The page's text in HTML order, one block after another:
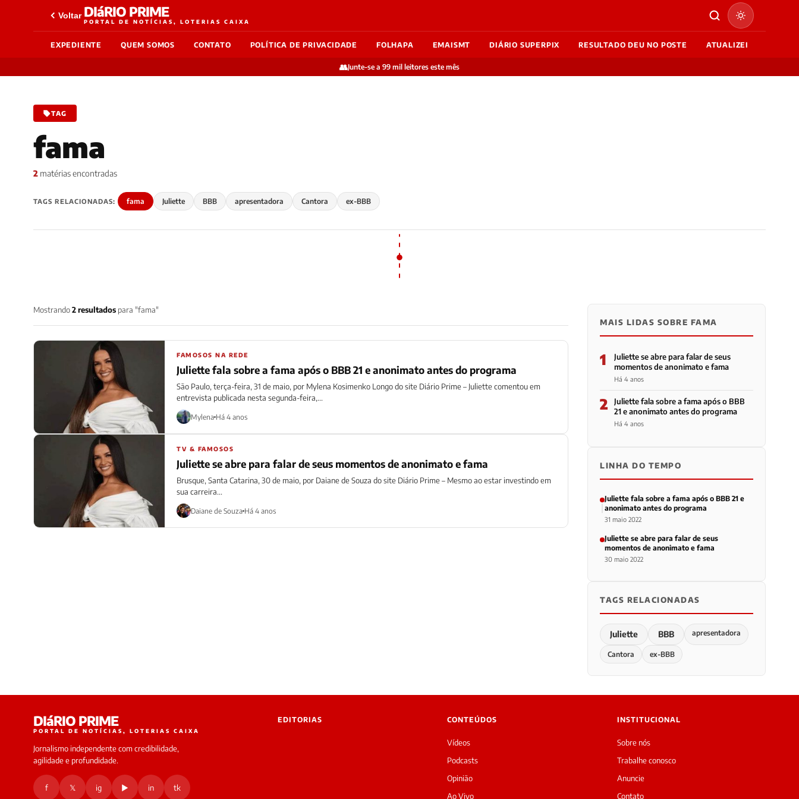
Voltar DIáRIO PRIME
PORTAL DE NOTÍCIAS, LOTERIAS CAIXA
EXPEDIENTE QUEM SOMOS CONTATO POLÍTICA DE PRIVACIDADE FOLHAPA EMAISMT DIÁRIO SUPERPIX RESULTADO DEU NO POSTE ATUALIZEI
👥Junte-se a 99 mil leitores este mês
TAG
fama
2 matérias encontradas
TAGS RELACIONADAS: fama Juliette BBB apresentadora Cantora ex-BBB
Mostrando2 resultados para "fama"
FAMOSOS NA REDE
Juliette fala sobre a fama após o BBB 21 e anonimato antes do programa
São Paulo, terça-feira, 31 de maio, por Mylena Kosimenko Longo do site Diário Prime – Juliette comentou em
entrevista publicada nesta segunda-feira,...
Mylena Há 4 anos
TV & FAMOSOS
Juliette se abre para falar de seus momentos de anonimato e fama
Brusque, Santa Catarina, 30 de maio, por Daiane de Souza do site Diário Prime – Mesmo ao estar investindo em
sua carreira...
Daiane de Souza Há 4 anos
MAIS LIDAS SOBRE FAMA
1
Juliette se abre para falar de seus
momentos de anonimato e fama
Há 4 anos
2
Juliette fala sobre a fama após o BBB
21 e anonimato antes do programa
Há 4 anos
LINHA DO TEMPO
Juliette fala sobre a fama após o BBB 21 e
anonimato antes do programa
31 maio 2022
Juliette se abre para falar de seus
momentos de anonimato e fama
30 maio 2022
TAGS RELACIONADAS
Juliette BBB apresentadora
Cantora ex-BBB
DIáRIO PRIME
PORTAL DE NOTÍCIAS, LOTERIAS CAIXA
Jornalismo independente com credibilidade,
agilidade e profundidade.
f 𝕏 ig ▶ in tk
EDITORIAS CONTEÚDOS
Vídeos
Podcasts
Opinião
Ao Vivo
INSTITUCIONAL
Sobre nós
Trabalhe conosco
Anuncie
Contato